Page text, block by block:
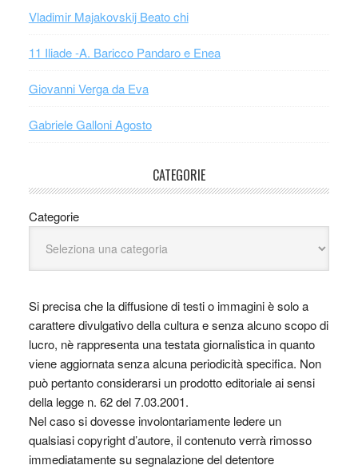
Vladimir Majakovskij Beato chi
11 Iliade -A. Baricco Pandaro e Enea
Giovanni Verga da Eva
Gabriele Galloni Agosto
CATEGORIE
Categorie
Si precisa che la diffusione di testi o immagini è solo a
carattere divulgativo della cultura e senza alcuno scopo di
lucro, nè rappresenta una testata giornalistica in quanto
viene aggiornata senza alcuna periodicità specifica. Non
può pertanto considerarsi un prodotto editoriale ai sensi
della legge n. 62 del 7.03.2001.
Nel caso si dovesse involontariamente ledere un
qualsiasi copyright d’autore, il contenuto verrà rimosso
immediatamente su segnalazione del detentore